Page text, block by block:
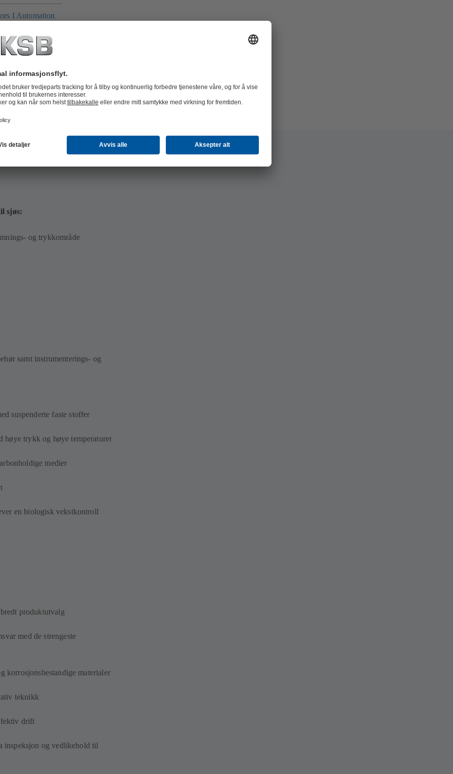
I Automation
sjøs:
og trykkområde
samt instrumenterings- og
suspenderte faste stoffer
høye trykk og høye temperaturer
medier
en biologisk vekstkontroll
produktutvalg
med de strengeste
korrosjonsbestandige materialer
teknikk
drift
inspeksjon og vedlikehold til